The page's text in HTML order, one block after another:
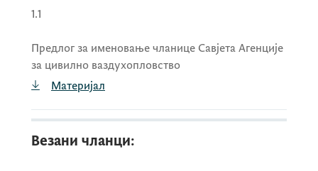
1.1
Предлог за именовање чланице Савјета Агенције
за цивилно ваздухопловство
Материјал
Везани чланци: